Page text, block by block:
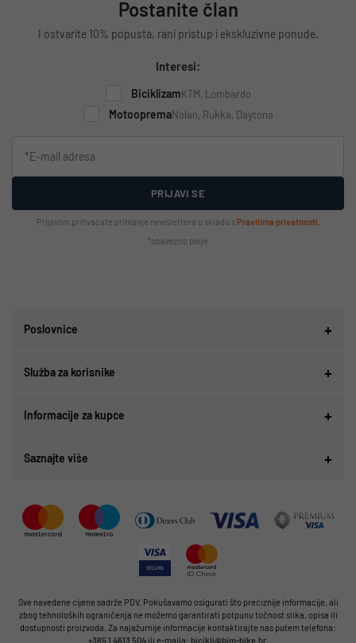
Postanite član
I ostvarite 10% popusta, rani pristup i ekskluzivne ponude.
Interesi:
BiciklizamKTM, Lombardo
MotoopremaNolan, Rukka, Daytona
PRIJAVI SE
Prijavom prihvaćate primanje newslettera u skladu s Pravilima privatnosti
*obavezno polje
Poslovnice
Služba za korisnike
Informacije za kupce
Saznajte više
Sve navedene cijene sadrže PDV. Pokušavamo osigurati što preciznije informacije, ali
zbog tehnoloških ograničenja ne možemo garantirati potpunu točnost slika, opisa ili
dostupnosti proizvoda. Za najažurnije informacije kontaktirajte nas putem telefona:
+385 1 4613 504ili e-maila: bicikli@bim-bike.hr.